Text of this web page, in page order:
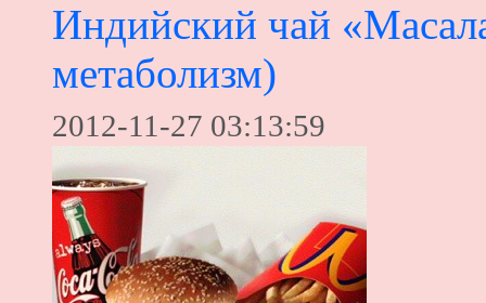
Индийский чай
метаболизм)
2012-11-27 03:13:59